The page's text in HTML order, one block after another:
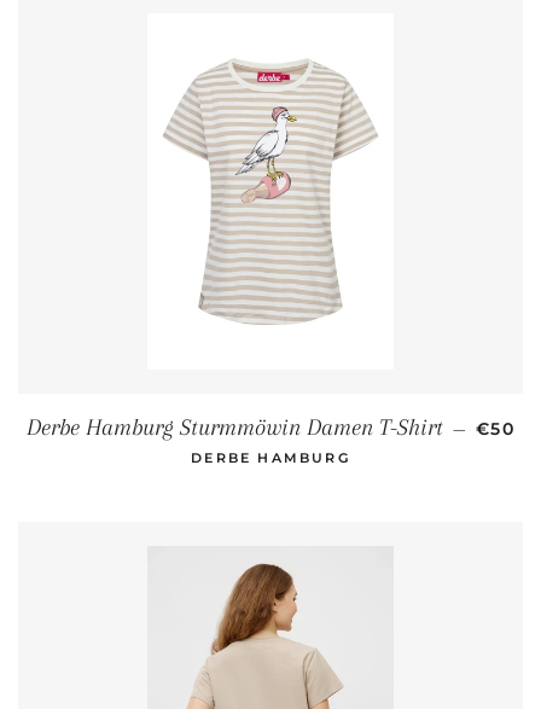
Derbe Hamburg Sturmmöwin Damen T-Shirt — €50
DERBE HAMBURG